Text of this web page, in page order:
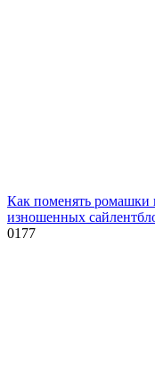
Как поменять ромашки
изношенных
0177